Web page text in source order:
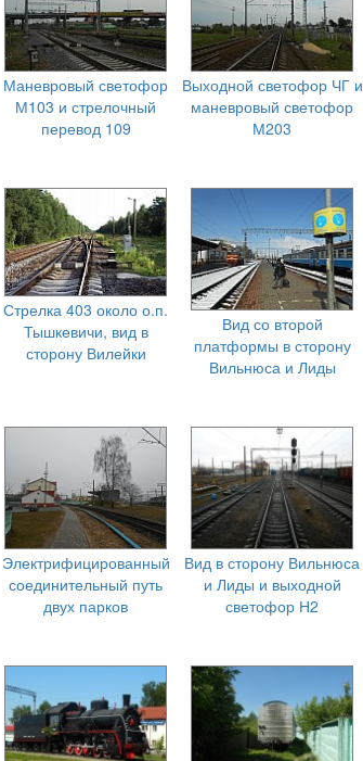
Маневровый светофор
М103 и стрелочный
перевод 109
Выходной светофор ЧГ и
маневровый светофор
М203
Стрелка 403 около о.п.
Тышкевичи, вид в
сторону Вилейки
Вид со второй
платформы в сторону
Вильнюса и Лиды
Электрифицированный
соединительный путь
двух парков
Вид в сторону Вильнюса
и Лиды и выходной
светофор Н2